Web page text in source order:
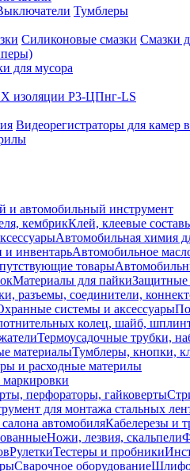
Тумблеры
Силиконовые смазки Смазки
для мусора
изоляции Р3-ЦПнг-LS
Видеорегистраторы для камер
и автомобильный инструмент
кембрикКлей, клеевые
Автомобильная химия
и инвентарьАвтомобильное
товары
Материалы для пайкиЗащитные
разъемы, соединители,
системы и аксессуары
колец, шайб,
Термоусадочные трубки,
материалыТумблеры, кнопки,
и расходные материлы
перфораторы, гайковерты
для монтажа стальных
автомобиляКабелерезы и
Ножи, лезвия, скальпели
РулеткиТестеры и пробники
Сварочное оборудование